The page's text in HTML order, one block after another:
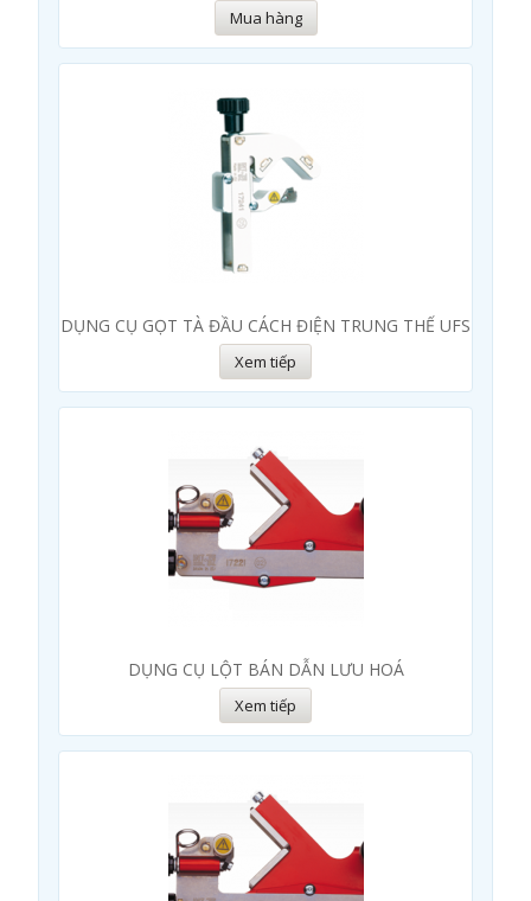
Mua hàng
DỤNG CỤ GỌT TÀ ĐẦU CÁCH ĐIỆN TRUNG THẾ UFS
Xem tiếp
DỤNG CỤ LỘT BÁN DẪN LƯU HOÁ
Xem tiếp